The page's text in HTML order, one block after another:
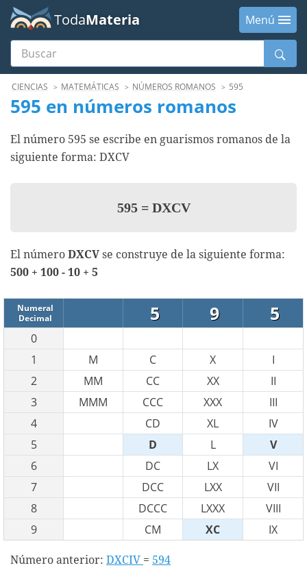
TodaMateria
Menú
Buscar
MenúCIENCIAS MATEMÁTICAS NÚMEROS ROMANOS 595
595 en números romanos
El número 595 se escribe en guarismos romanos de la
siguiente forma: DXCV
595 =DXCV
El número DXCVse construye de la siguiente forma:
500 + 100 - 10 + 5
Numeral
Decimal
5 9 5
0
1
M C X
I
2
MM CC XX
II
3
MMM CCC XXX
III
4
CD XL
IV
5
D L
V
6
DC LX
VI
7
DCC LXX
VII
8
DCCC LXXX
VIII
9
CM XC IX
Número anterior: DXCIV = 594